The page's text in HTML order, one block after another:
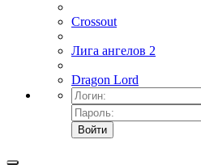
Crossout
Лига ангелов 2
Dragon Lord
Войти